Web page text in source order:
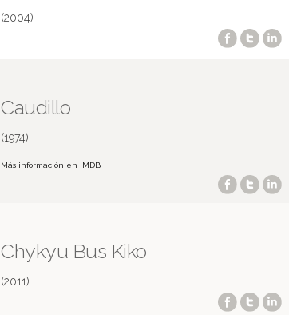
(2004)
Caudillo
(1974)
Más información en IMDB
Chykyu Bus Kiko
(2011)